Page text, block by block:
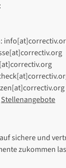
Stellenangebote
sichere und
zukommen